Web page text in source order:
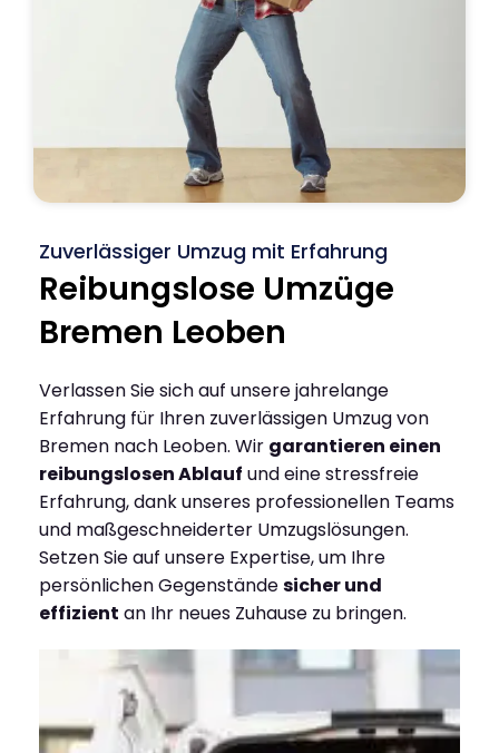
Zuverlässiger Umzug mit Erfahrung
Reibungslose Umzüge
Bremen Leoben
Verlassen Sie sich auf unsere jahrelange
Erfahrung für Ihren zuverlässigen Umzug von
Bremen nach Leoben. Wir garantieren einen
reibungslosen Ablauf und eine stressfreie
Erfahrung, dank unseres professionellen Teams
und maßgeschneiderter Umzugslösungen.
Setzen Sie auf unsere Expertise, um Ihre
persönlichen Gegenständesicher und
effizient an Ihr neues Zuhause zu bringen.